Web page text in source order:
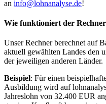
an info@lohnanalyse.de!
Wie funktioniert der
Unser Rechner berechnet auf
aktuell gewählten Landes den
der jeweiligen anderen Länder.
Beispiel: Für einen
Ausbildung wird auf
Jahreslohn von 32.400 EUR